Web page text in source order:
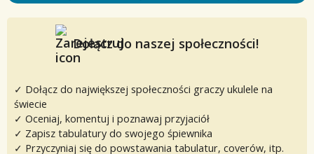
Dołącz do naszej społeczności!
✓ Dołącz do największej społeczności graczy ukulele na
świecie
✓ Oceniaj, komentuj i poznawaj przyjaciół
✓ Zapisz tabulatury do swojego śpiewnika
✓ Przyczyniaj się do powstawania tabulatur, coverów, itp.